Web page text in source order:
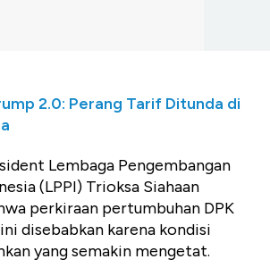
2.0: Perang Tarif Ditunda di
Lembaga Pengembangan
(LPPI) Trioksa Siahaan
perkiraan pertumbuhan DPK
disebabkan karena kondisi
yang semakin mengetat.